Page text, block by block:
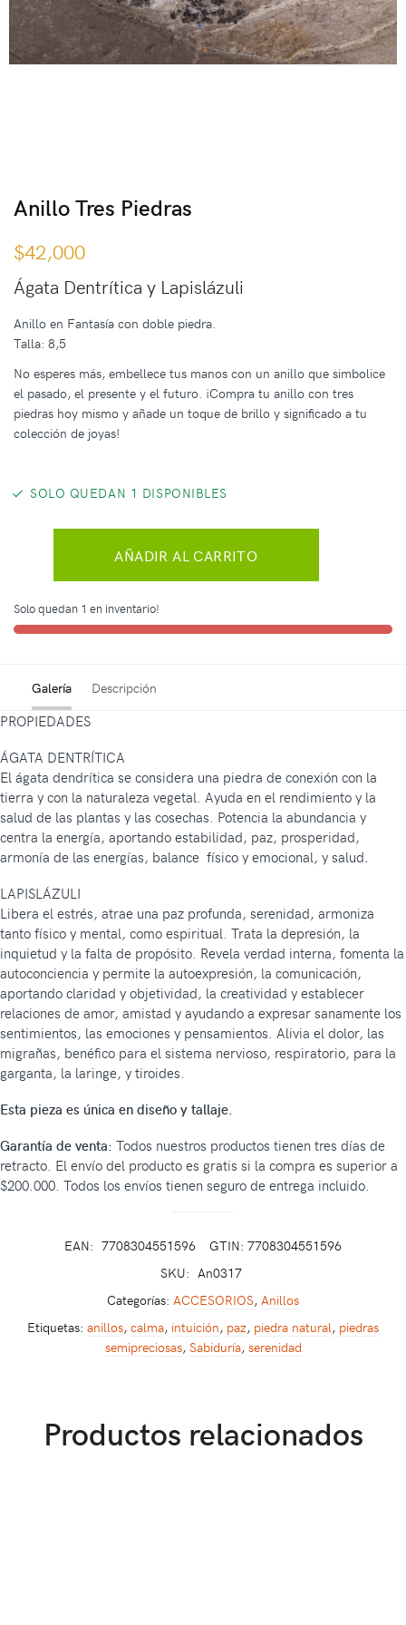
Anillo Tres Piedras
$42,000
Ágata Dentrítica y Lapislázuli
Anillo en Fantasía con doble piedra.
Talla: 8,5
No esperes más, embellece tus manos con un anillo que simbolice
el pasado, el presente y el futuro. ¡Compra tu anillo con tres
piedras hoy mismo y añade un toque de brillo y significado a tu
colección de joyas!
SOLO QUEDAN 1 DISPONIBLES
AÑADIR AL CARRITO
Solo quedan 1 en inventario!
Galería Descripción
PROPIEDADES
ÁGATA DENTRÍTICA
El ágata dendrítica se considera una piedra de conexión con la
tierra y con la naturaleza vegetal. Ayuda en el rendimiento y la
salud de las plantas y las cosechas. Potencia la abundancia y
centra la energía, aportando estabilidad, paz, prosperidad,
armonía de las energías, balance físico y emocional, y salud.
LAPISLÁZULI
Libera el estrés, atrae una paz profunda, serenidad, armoniza
tanto físico y mental, como espiritual. Trata la depresión, la
inquietud y la falta de propósito. Revela verdad interna, fomenta la
autoconciencia y permite la autoexpresión, la comunicación,
aportando claridad y objetividad, la creatividad y establecer
relaciones de amor, amistad y ayudando a expresar sanamente los
sentimientos, las emociones y pensamientos. Alivia el dolor, las
migrañas, benéfico para el sistema nervioso, respiratorio, para la
garganta, la laringe, y tiroides.
Esta pieza es única en diseño y tallaje.
Garantía de venta: Todos nuestros productos tienen tres días de
retracto. El envío del producto es gratis si la compra es superior a
$200.000. Todos los envíos tienen seguro de entrega incluido.
EAN: 7708304551596
GTIN: 7708304551596
SKU: An0317
Categorías: ACCESORIOS, Anillos
Etiquetas: anillos, calma, intuición, paz, piedra natural, piedras
semipreciosas, Sabiduría, serenidad
Productos relacionados